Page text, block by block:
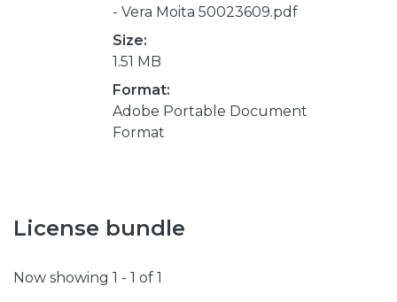
- Vera Moita 50023609.pdf
Size:
1.51 MB
Format:
Adobe Portable Document
Format
License bundle
Now showing 1 - 1 of 1